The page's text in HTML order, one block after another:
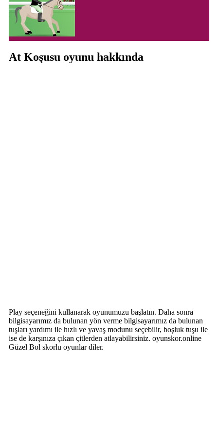
At Koşusu oyunu hakkında
Play seçeneğini kullanarak oyunumuzu başlatın. Daha sonra
bilgisayarımız da bulunan yön verme bilgisayarımız da bulunan
tuşları yardımı ile hızlı ve yavaş modunu seçebilir, boşluk tuşu ile
ise de karşınıza çıkan çitlerden atlayabilirsiniz. oyunskor.online
Güzel Bol skorlu oyunlar diler.